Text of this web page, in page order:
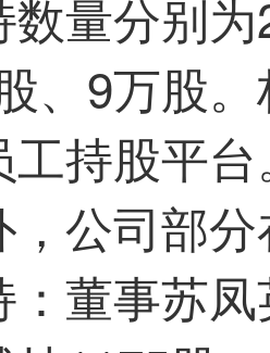
量分别
、9万股
工持股平
，公司部
：董事苏